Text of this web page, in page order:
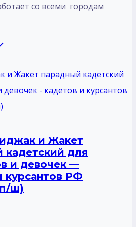
со всеми городам
и Жакет
кадетский для
и девочек —
курсантов РФ
ш)